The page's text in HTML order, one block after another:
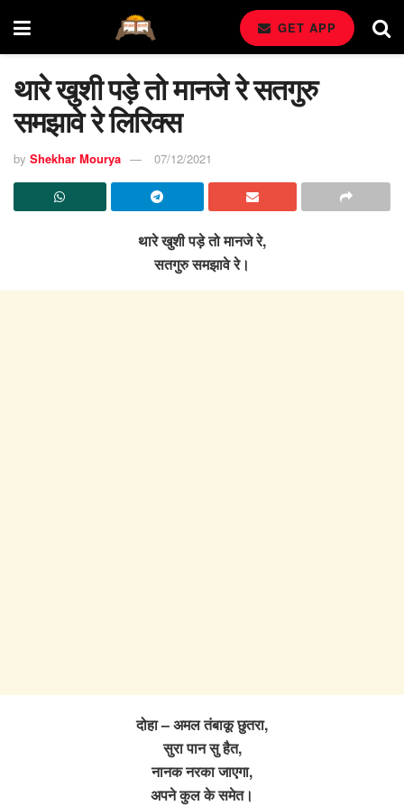
GET APP
थारे खुशी पड़े तो मानजे रे सतगुरु
समझावे रे लिरिक्स
by Shekhar Mourya 07/12/2021
थारे खुशी पड़े तो मानजे रे,
सतगुरु समझावे रे।
दोहा – अमल तंबाकू छुतरा,
सुरा पान सु हैत,
नानक नरका जाएगा,
अपने कुल के समेत।